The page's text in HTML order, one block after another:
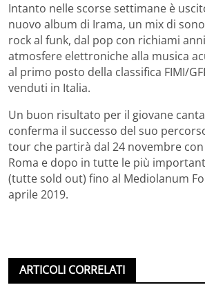
Intanto nelle scorse settimane è
nuovo album di Irama, un mix di
rock al funk, dal pop con richiami anni
atmosfere elettroniche alla musica
al primo posto della classifica FIMI/
venduti in Italia.
Un buon risultato per il giovane
conferma il successo del suo
tour che partirà dal 24 novembre
Roma e dopo in tutte le più
(tutte sold out) fino al Mediolanum
aprile 2019.
ARTICOLI CORRELATI